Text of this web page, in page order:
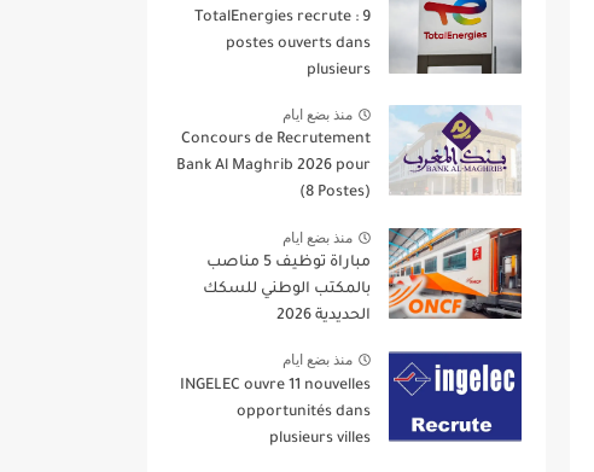
TotalEnergies recrute : 9
postes ouverts dans
plusieurs
منذ بضع ايام
Concours de Recrutement
Bank Al Maghrib 2026 pour
(8 Postes)
منذ بضع ايام
مباراة توظيف 5 مناصب
بالمكتب الوطني للسكك
الحديدية 2026
منذ بضع ايام
INGELEC ouvre 11 nouvelles
opportunités dans
plusieurs villes